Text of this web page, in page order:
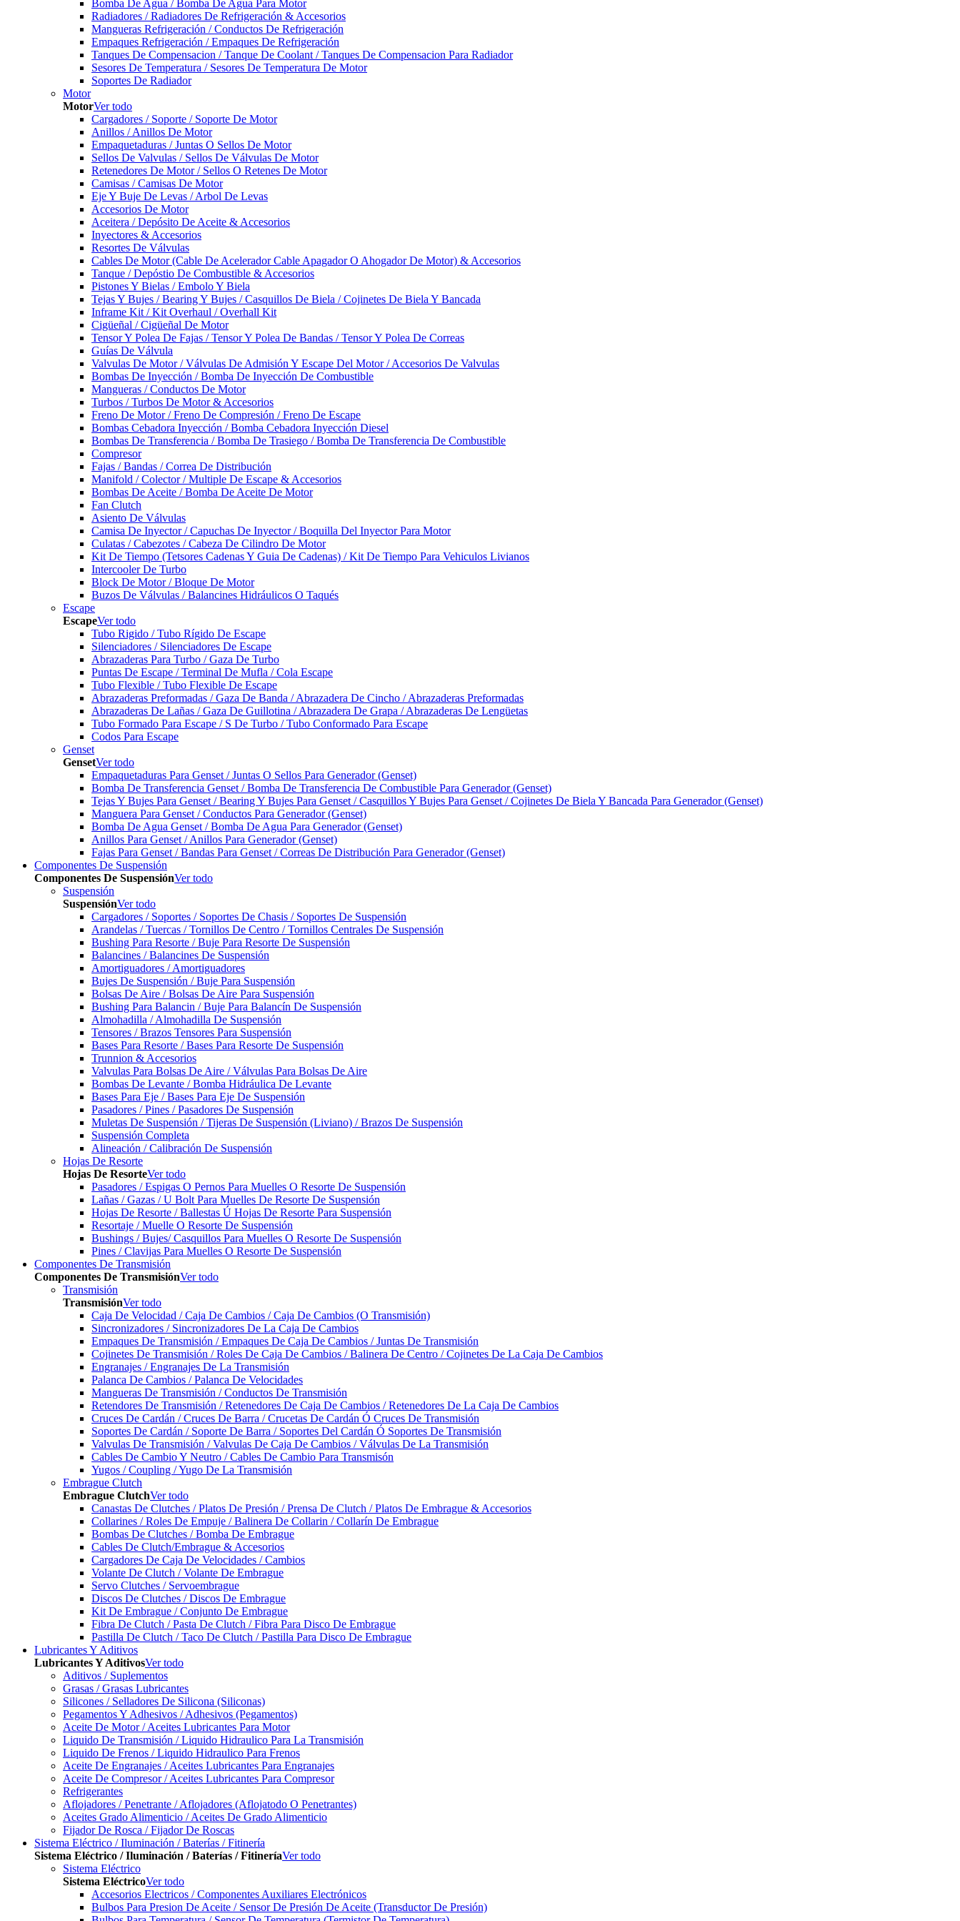
Bomba De Agua / Bomba De Agua Para Motor
Radiadores / Radiadores De Refrigeración & Accesorios
Mangueras Refrigeración / Conductos De Refrigeración
Empaques Refrigeración / Empaques De Refrigeración
Tanques De Compensacion / Tanque De Coolant / Tanques De Compensacion Para Radiador
Sesores De Temperatura / Sesores De Temperatura De Motor
Soportes De Radiador
Motor
MotorVer todo
Cargadores / Soporte / Soporte De Motor
Anillos / Anillos De Motor
Empaquetaduras / Juntas O Sellos De Motor
Sellos De Valvulas / Sellos De Válvulas De Motor
Retenedores De Motor / Sellos O Retenes De Motor
Camisas / Camisas De Motor
Eje Y Buje De Levas / Arbol De Levas
Accesorios De Motor
Aceitera / Depósito De Aceite & Accesorios
Inyectores & Accesorios
Resortes De Válvulas
Cables De Motor (Cable De Acelerador Cable Apagador O Ahogador De Motor) & Accesorios
Tanque / Depóstio De Combustible & Accesorios
Pistones Y Bielas / Embolo Y Biela
Tejas Y Bujes / Bearing Y Bujes / Casquillos De Biela / Cojinetes De Biela Y Bancada
Inframe Kit / Kit Overhaul / Overhall Kit
Cigüeñal / Cigüeñal De Motor
Tensor Y Polea De Fajas / Tensor Y Polea De Bandas / Tensor Y Polea De Correas
Guías De Válvula
Valvulas De Motor / Válvulas De Admisión Y Escape Del Motor / Accesorios De Valvulas
Bombas De Inyección / Bomba De Inyección De Combustible
Mangueras / Conductos De Motor
Turbos / Turbos De Motor & Accesorios
Freno De Motor / Freno De Compresión / Freno De Escape
Bombas Cebadora Inyección / Bomba Cebadora Inyección Diesel
Bombas De Transferencia / Bomba De Trasiego / Bomba De Transferencia De Combustible
Compresor
Fajas / Bandas / Correa De Distribución
Manifold / Colector / Multiple De Escape & Accesorios
Bombas De Aceite / Bomba De Aceite De Motor
Fan Clutch
Asiento De Válvulas
Camisa De Inyector / Capuchas De Inyector / Boquilla Del Inyector Para Motor
Culatas / Cabezotes / Cabeza De Cilindro De Motor
Kit De Tiempo (Tetsores Cadenas Y Guia De Cadenas) / Kit De Tiempo Para Vehiculos Livianos
Intercooler De Turbo
Block De Motor / Bloque De Motor
Buzos De Válvulas / Balancines Hidráulicos O Taqués
Escape
EscapeVer todo
Tubo Rigido / Tubo Rígido De Escape
Silenciadores / Silenciadores De Escape
Abrazaderas Para Turbo / Gaza De Turbo
Puntas De Escape / Terminal De Mufla / Cola Escape
Tubo Flexible / Tubo Flexible De Escape
Abrazaderas Preformadas / Gaza De Banda / Abrazadera De Cincho / Abrazaderas Preformadas
Abrazaderas De Lañas / Gaza De Guillotina / Abrazadera De Grapa / Abrazaderas De Lengüetas
Tubo Formado Para Escape / S De Turbo / Tubo Conformado Para Escape
Codos Para Escape
Genset
GensetVer todo
Empaquetaduras Para Genset / Juntas O Sellos Para Generador (Genset)
Bomba De Transferencia Genset / Bomba De Transferencia De Combustible Para Generador (Genset)
Tejas Y Bujes Para Genset / Bearing Y Bujes Para Genset / Casquillos Y Bujes Para Genset / Cojinetes De Biela Y Bancada Para Generador (Genset)
Manguera Para Genset / Conductos Para Generador (Genset)
Bomba De Agua Genset / Bomba De Agua Para Generador (Genset)
Anillos Para Genset / Anillos Para Generador (Genset)
Fajas Para Genset / Bandas Para Genset / Correas De Distribución Para Generador (Genset)
Componentes De Suspensión
Componentes De SuspensiónVer todo
Suspensión
SuspensiónVer todo
Cargadores / Soportes / Soportes De Chasis / Soportes De Suspensión
Arandelas / Tuercas / Tornillos De Centro / Tornillos Centrales De Suspensión
Bushing Para Resorte / Buje Para Resorte De Suspensión
Balancines / Balancines De Suspensión
Amortiguadores / Amortiguadores
Bujes De Suspensión / Buje Para Suspensión
Bolsas De Aire / Bolsas De Aire Para Suspensión
Bushing Para Balancin / Buje Para Balancín De Suspensión
Almohadilla / Almohadilla De Suspensión
Tensores / Brazos Tensores Para Suspensión
Bases Para Resorte / Bases Para Resorte De Suspensión
Trunnion & Accesorios
Valvulas Para Bolsas De Aire / Válvulas Para Bolsas De Aire
Bombas De Levante / Bomba Hidráulica De Levante
Bases Para Eje / Bases Para Eje De Suspensión
Pasadores / Pines / Pasadores De Suspensión
Muletas De Suspensión / Tijeras De Suspensión (Liviano) / Brazos De Suspensión
Suspensión Completa
Alineación / Calibración De Suspensión
Hojas De Resorte
Hojas De ResorteVer todo
Pasadores / Espigas O Pernos Para Muelles O Resorte De Suspensión
Lañas / Gazas / U Bolt Para Muelles De Resorte De Suspensión
Hojas De Resorte / Ballestas Ú Hojas De Resorte Para Suspensión
Resortaje / Muelle O Resorte De Suspensión
Bushings / Bujes/ Casquillos Para Muelles O Resorte De Suspensión
Pines / Clavijas Para Muelles O Resorte De Suspensión
Componentes De Transmisión
Componentes De TransmisiónVer todo
Transmisión
TransmisiónVer todo
Caja De Velocidad / Caja De Cambios / Caja De Cambios (O Transmisión)
Sincronizadores / Sincronizadores De La Caja De Cambios
Empaques De Transmisión / Empaques De Caja De Cambios / Juntas De Transmisión
Cojinetes De Transmisión / Roles De Caja De Cambios / Balinera De Centro / Cojinetes De La Caja De Cambios
Engranajes / Engranajes De La Transmisión
Palanca De Cambios / Palanca De Velocidades
Mangueras De Transmisión / Conductos De Transmisión
Retendores De Transmisión / Retenedores De Caja De Cambios / Retenedores De La Caja De Cambios
Cruces De Cardán / Cruces De Barra / Crucetas De Cardán Ó Cruces De Transmisión
Soportes De Cardán / Soporte De Barra / Soportes Del Cardán Ó Soportes De Transmisión
Valvulas De Transmisión / Valvulas De Caja De Cambios / Válvulas De La Transmisión
Cables De Cambio Y Neutro / Cables De Cambio Para Transmisón
Yugos / Coupling / Yugo De La Transmisión
Embrague Clutch
Embrague ClutchVer todo
Canastas De Clutches / Platos De Presión / Prensa De Clutch / Platos De Embrague & Accesorios
Collarines / Roles De Empuje / Balinera De Collarin / Collarín De Embrague
Bombas De Clutches / Bomba De Embrague
Cables De Clutch/Embrague & Accesorios
Cargadores De Caja De Velocidades / Cambios
Volante De Clutch / Volante De Embrague
Servo Clutches / Servoembrague
Discos De Clutches / Discos De Embrague
Kit De Embrague / Conjunto De Embrague
Fibra De Clutch / Pasta De Clutch / Fibra Para Disco De Embrague
Pastilla De Clutch / Taco De Clutch / Pastilla Para Disco De Embrague
Lubricantes Y Aditivos
Lubricantes Y AditivosVer todo
Aditivos / Suplementos
Grasas / Grasas Lubricantes
Silicones / Selladores De Silicona (Siliconas)
Pegamentos Y Adhesivos / Adhesivos (Pegamentos)
Aceite De Motor / Aceites Lubricantes Para Motor
Liquido De Transmisión / Liquido Hidraulico Para La Transmisión
Liquido De Frenos / Liquido Hidraulico Para Frenos
Aceite De Engranajes / Aceites Lubricantes Para Engranajes
Aceite De Compresor / Aceites Lubricantes Para Compresor
Refrigerantes
Aflojadores / Penetrante / Aflojadores (Aflojatodo O Penetrantes)
Aceites Grado Alimenticio / Aceites De Grado Alimenticio
Fijador De Rosca / Fijador De Roscas
Sistema Eléctrico / Iluminación / Baterías / Fitinería
Sistema Eléctrico / Iluminación / Baterías / FitineríaVer todo
Sistema Eléctrico
Sistema EléctricoVer todo
Accesorios Electricos / Componentes Auxiliares Electrónicos
Bulbos Para Presion De Aceite / Sensor De Presión De Aceite (Transductor De Presión)